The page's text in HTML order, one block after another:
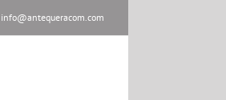
info@antequeracom.com